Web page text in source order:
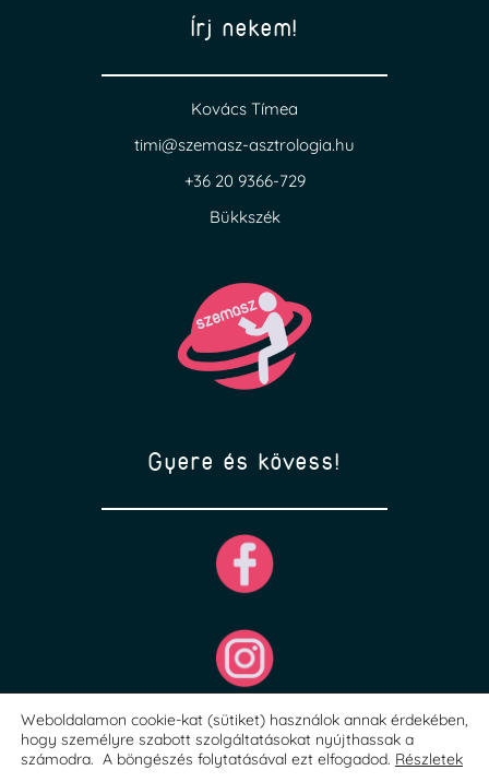
Írj nekem!
Kovács Tímea
timi@szemasz-asztrologia.hu
+36 20 9366-729
Bükkszék
Gyere és kövess!
Weboldalamon cookie-kat (sütiket) használok annak érdekében,
hogy személyre szabott szolgáltatásokat nyújthassak a
számodra. A böngészés folytatásával ezt elfogadod. Részletek